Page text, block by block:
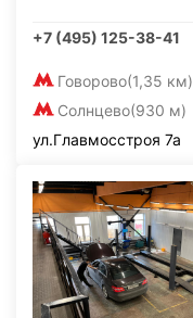
+7 (495) 125-38-41
Говорово(1,35 км)
Солнцево(930 м)
ул.Главмосстроя 7а